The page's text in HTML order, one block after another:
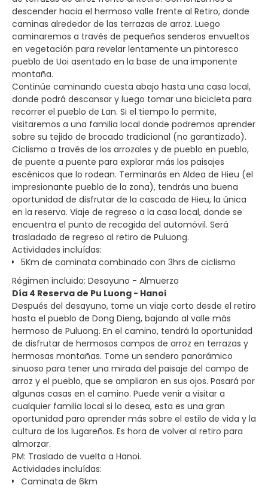
descender hacia el hermoso valle frente al Retiro, donde
caminas alrededor de las terrazas de arroz. Luego
caminaremos a través de pequeños senderos envueltos
en vegetación para revelar lentamente un pintoresco
pueblo de Uoi asentado en la base de una imponente
montaña.
Continúe caminando cuesta abajo hasta una casa local,
donde podrá descansar y luego tomar una bicicleta para
recorrer el pueblo de Lan. Si el tiempo lo permite,
visitaremos a una familia local donde podremos aprender
sobre su tejido de brocado tradicional (no garantizado).
Ciclismo a través de los arrozales y de pueblo en pueblo,
de puente a puente para explorar más los paisajes
escénicos que lo rodean. Terminarás en Aldea de Hieu (el
impresionante pueblo de la zona), tendrás una buena
oportunidad de disfrutar de la cascada de Hieu, la única
en la reserva. Viaje de regreso a la casa local, donde se
encuentra el punto de recogida del automóvil. Será
trasladado de regreso al retiro de Puluong.
Actividades incluídas:
5Km de caminata combinado con 3hrs de ciclismo
Régimen incluido: Desayuno - Almuerzo
Día 4 Reserva de Pu Luong - Hanoi
Después del desayuno, tome un viaje corto desde el retiro
hasta el pueblo de Dong Dieng, bajando al valle más
hermoso de Puluong. En el camino, tendrá la oportunidad
de disfrutar de hermosos campos de arroz en terrazas y
hermosas montañas. Tome un sendero panorámico
sinuoso para tener una mirada del paisaje del campo de
arroz y el pueblo, que se ampliaron en sus ojos. Pasará por
algunas casas en el camino. Puede venir a visitar a
cualquier familia local si lo desea, esta es una gran
oportunidad para aprender más sobre el estilo de vida y la
cultura de los lugareños. Es hora de volver al retiro para
almorzar.
PM: Traslado de vuelta a Hanoi.
Actividades incluídas:
Caminata de 6km